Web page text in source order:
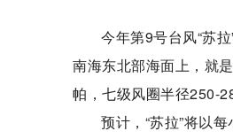
今年第9号台风“苏
南海东北部海面上，就
帕，七级风圈半径250-
预计，“苏拉”将以